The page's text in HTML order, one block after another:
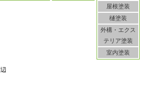
屋根塗装
樋塗装
外構・エクス
テリア塗装
室内塗装